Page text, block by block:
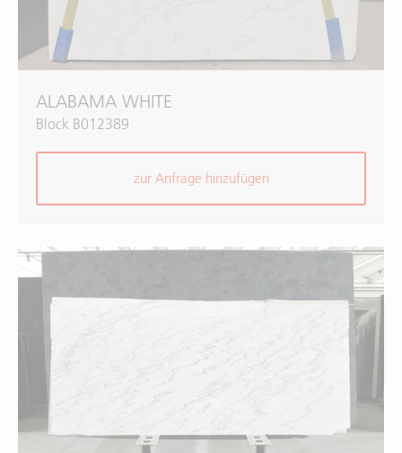
ALABAMA WHITE
Block B012389
zur Anfrage hinzufügen